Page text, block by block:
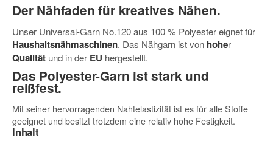
Der Nähfaden für kreatives Nähen.
Unser Universal-Garn No.120 aus 100 % Polyester eignet für
Haushaltsnähmaschinen. Das Nähgarn ist von hoher
Qualität und in der EU hergestellt.
Das Polyester-Garn ist stark und
reißfest.
Mit seiner hervorragenden Nahtelastizität ist es für alle Stoffe
geeignet und besitzt trotzdem eine relativ hohe Festigkeit.
Inhalt